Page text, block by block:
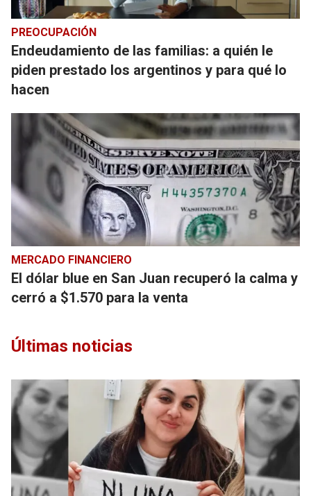
PREOCUPACIÓN
Endeudamiento de las familias: a quién le
piden prestado los argentinos y para qué lo
hacen
MERCADO FINANCIERO
El dólar blue en San Juan recuperó la calma y
cerró a $1.570 para la venta
Últimas noticias